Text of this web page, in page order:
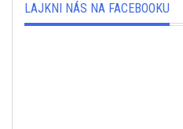
LAJKNI NÁS NA FACEBOOKU